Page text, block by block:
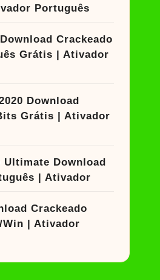
Português
Crackeado
Grátis | Ativador
Download
Grátis | Ativador
Ultimate Download
| Ativador
Crackeado
Win | Ativador